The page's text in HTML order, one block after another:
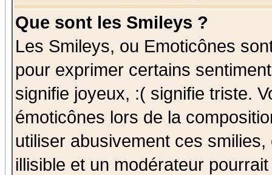
Que sont les Smileys ?
Les Smileys, ou Emoticônes
pour exprimer certains
signifie joyeux, :( signifie triste.
émoticônes lors de la
utiliser abusivement ces
illisible et un modérateur